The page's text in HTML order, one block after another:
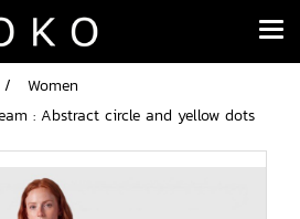
Women
: Abstract circle and yellow dots